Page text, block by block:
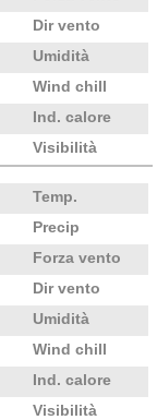
Dir vento
Umidità
Wind chill
Ind. calore
Visibilità
Temp.
Precip
Forza vento
Dir vento
Umidità
Wind chill
Ind. calore
Visibilità